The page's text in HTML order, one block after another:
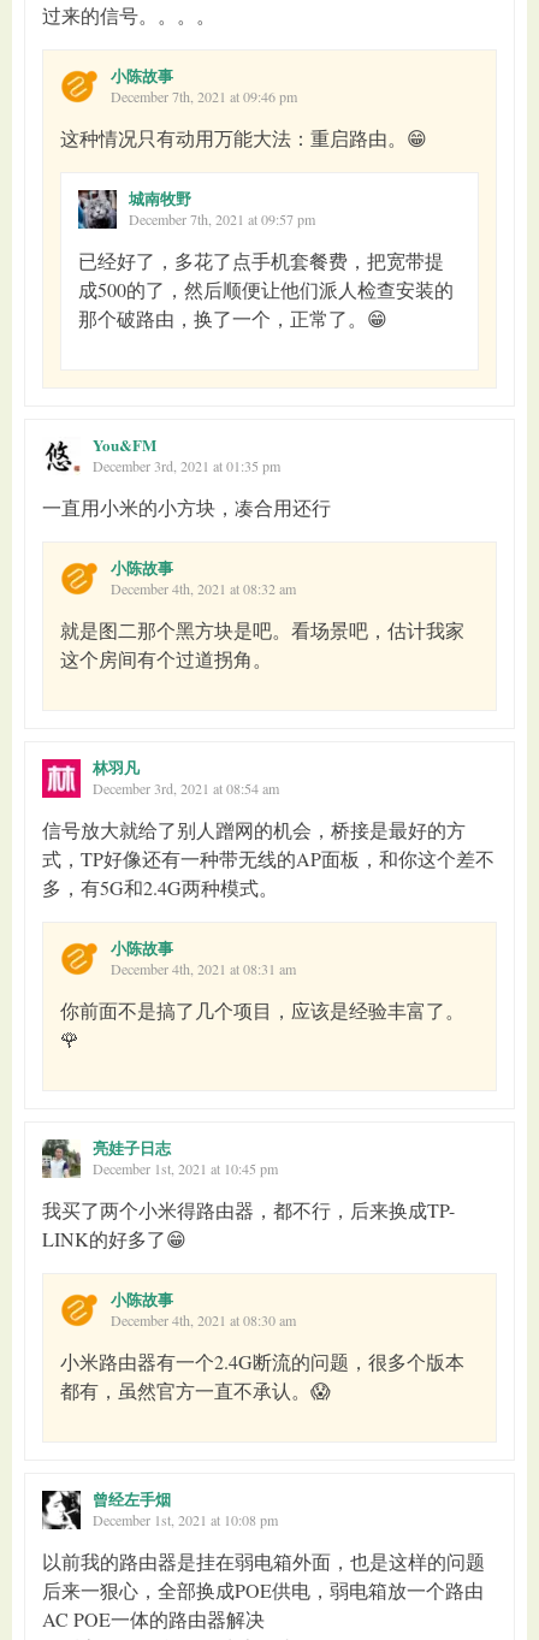
过来的信号。。。。
小陈故事
December 7th, 2021 at 09:46 pm
这种情况只有动用万能大法：重启路由。😁
城南牧野
December 7th, 2021 at 09:57 pm
已经好了，多花了点手机套餐费，把宽带提
成500的了，然后顺便让他们派人检查安装的
那个破路由，换了一个，正常了。😁
You&FM
December 3rd, 2021 at 01:35 pm
一直用小米的小方块，凑合用还行
小陈故事
December 4th, 2021 at 08:32 am
就是图二那个黑方块是吧。看场景吧，估计我家
这个房间有个过道拐角。
林羽凡
December 3rd, 2021 at 08:54 am
信号放大就给了别人蹭网的机会，桥接是最好的方
式，TP好像还有一种带无线的AP面板，和你这个差不
多，有5G和2.4G两种模式。
小陈故事
December 4th, 2021 at 08:31 am
你前面不是搞了几个项目，应该是经验丰富了。
🌹
亮娃子日志
December 1st, 2021 at 10:45 pm
我买了两个小米得路由器，都不行，后来换成TP-
LINK的好多了😁
小陈故事
December 4th, 2021 at 08:30 am
小米路由器有一个2.4G断流的问题，很多个版本
都有，虽然官方一直不承认。😱
曾经左手烟
December 1st, 2021 at 10:08 pm
以前我的路由器是挂在弱电箱外面，也是这样的问题
后来一狠心，全部换成POE供电，弱电箱放一个路由
AC POE一体的路由器解决